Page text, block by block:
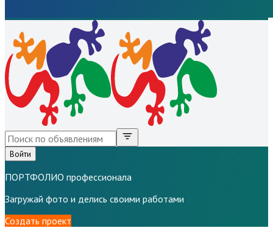
Войти
ПОРТФОЛИО профессионала
Загружай фото и делись своими работами
Создать проект